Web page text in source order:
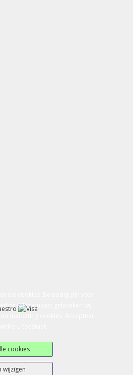
Daarnaast gebruiken wij
cookies
wijzigen